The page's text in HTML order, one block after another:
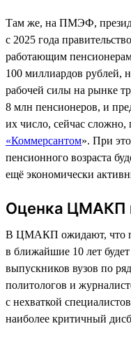
Там же, на ПМЭФ,
с 2025 года
работающим
100 миллиардов рублей,
рабочей силы на рынке
8 млн пенсионеров, и
их число, сейчас сложно,
«Коммерсантом». При
пенсионного возраста
ещё экономически
Оценка ЦМАКП
В ЦМАКП ожидают, что
в ближайшие 10 лет
выпускников вузов по
политологов и
с нехваткой
наиболее критичный